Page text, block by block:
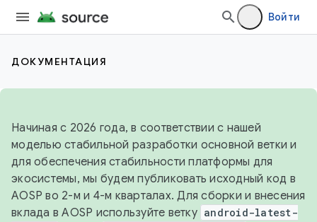
Войти
ДОКУМЕНТАЦИЯ
Начиная с 2026 года, в соответствии с нашей
моделью стабильной разработки основной ветки и
для обеспечения стабильности платформы для
экосистемы, мы будем публиковать исходный код в
AOSP во 2-м и 4-м кварталах. Для сборки и внесения
вклада в AOSP используйте ветку android-latest-